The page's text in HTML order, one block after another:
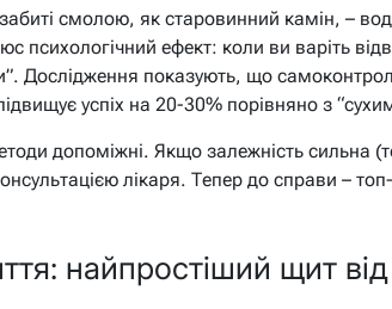
забиті смолою, як старовинний камін, –
психологічний ефект: коли ви варіть
Дослідження показують, що
успіх на 20-30% порівняно з
допоміжні. Якщо залежність сильна
лікаря. Тепер до справи –
найпростіший щит